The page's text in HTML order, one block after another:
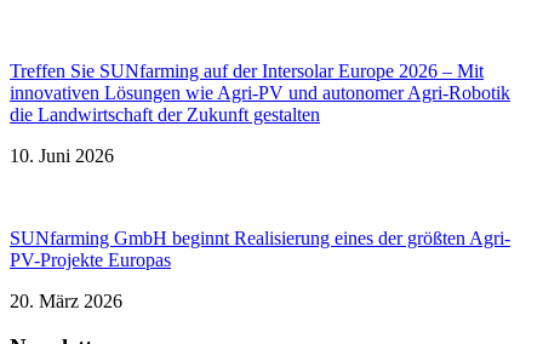
Treffen Sie SUNfarming auf der Intersolar Europe 2026 – Mit
innovativen Lösungen wie Agri-PV und autonomer Agri-Robotik
die Landwirtschaft der Zukunft gestalten
10. Juni 2026
SUNfarming GmbH beginnt Realisierung eines der größten Agri-
PV-Projekte Europas
20. März 2026